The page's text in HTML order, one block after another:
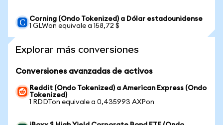
Corning (Ondo Tokenized) a Dólar estadounidense
1 GLWon equivale a 158,72 $
Explorar más conversiones
Conversiones avanzadas de activos
Reddit (Ondo Tokenized) a American Express (Ondo
Tokenized)
1 RDDTon equivale a 0,435993 AXPon